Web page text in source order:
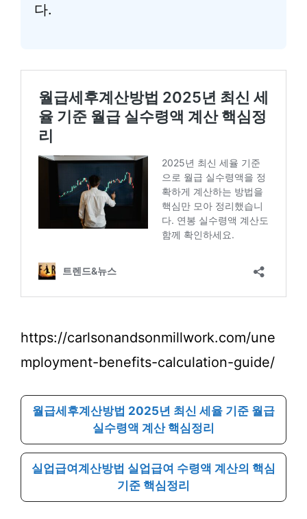
다.
https://carlsonandsonmillwork.com/une
mployment-benefits-calculation-guide/
월급세후계산방법 2025년 최신 세율 기준 월급
실수령액 계산 핵심정리
실업급여계산방법 실업급여 수령액 계산의 핵심
기준 핵심정리